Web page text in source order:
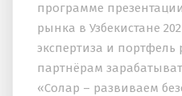
программе
рынка в Узбекистане
экспертиза и
партнёрам
«Солар – развиваем